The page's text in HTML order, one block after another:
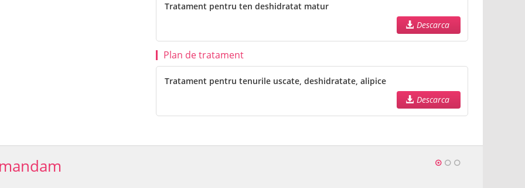
Tratament pentru ten deshidratat matur
Descarca
Plan de tratament
Tratament pentru tenurile uscate, deshidratate, alipice
Descarca